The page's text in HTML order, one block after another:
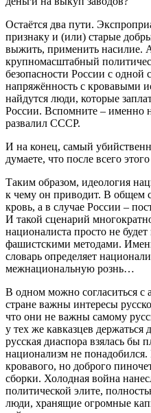
Остаётся два пути.
признаку и (или) старые
выжить, применить насилие.
крупномасштабный
безопасности России с одной
напряжённость с кровавыми
найдутся люди, которые
России. Вспомните – именно
развалил СССР.
И на конец, самый
думаете, что после всего
Таким образом, идеология
к чему он приводит. В общем
кровь, а в случае России –
И такой сценарий
националиста просто не
фашистскими методами.
словарь определяет
межнациональную рознь…
В одном можно согласиться
стране важны интересы
что они не важны самому
у тех же кавказцев
русская диаспора взялась бы
национализм не
кровавого, но доброго
сборки. Холодная война
политической элите,
люди, хранящие огромные